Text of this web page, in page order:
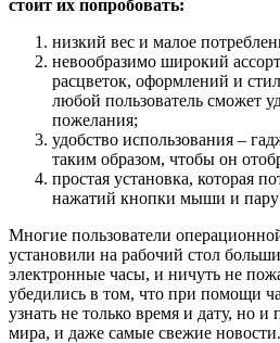
стоит их попробовать:
низкий вес и малое
невообразимо широкий
расцветок, оформлений и
любой пользователь сможет
пожелания;
удобство использования –
таким образом, чтобы он
простая установка, которая
нажатий кнопки мыши и пару
Многие пользователи
установили на рабочий стол
электронные часы, и ничуть не
убедились в том, что при помощи
узнать не только время и дату, но
мира, и даже самые свежие